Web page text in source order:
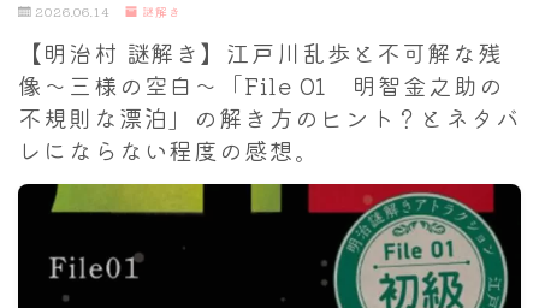
プロフィール
謎解き
ホテル滞在記
名古屋
2026.06.14 謎解き
【明治村 謎解き】江戸川乱歩と不可解な残
像～三様の空白〜「File 01 明智金之助の
不規則な漂泊」の解き方のヒント？とネタバ
レにならない程度の感想。